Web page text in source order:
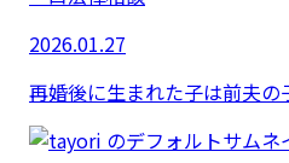
2026.01.27
再婚後に生まれた子は前夫